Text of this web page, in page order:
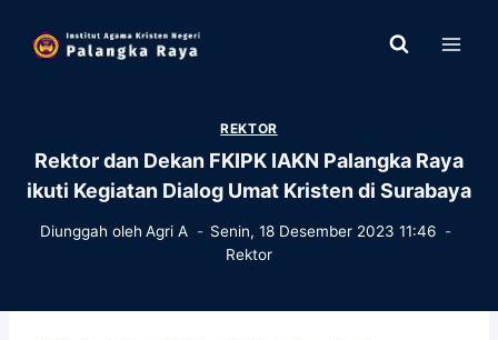
REKTOR
Rektor dan Dekan FKIPK IAKN Palangka Raya
ikuti Kegiatan Dialog Umat Kristen di Surabaya
Diunggah oleh Agri A
Senin, 18 Desember 2023 11:46
Rektor